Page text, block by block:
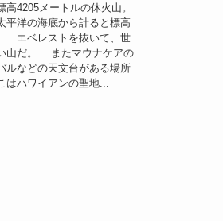
4205メートルの休火山。
平洋の海底から計ると標高
エベレストを抜いて、世
山だ。 またマウナケアの
ルなどの天文台がある場所
はハワイアンの聖地...